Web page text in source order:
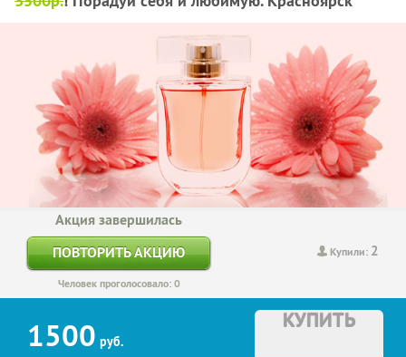
Купили: 2
Акция завершилась
ПОВТОРИТЬ АКЦИЮ
Человек проголосовало: 0
1500 руб.
КУПИТЬ